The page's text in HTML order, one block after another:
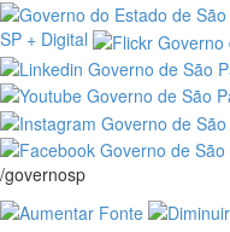
SP + Digital
/governosp